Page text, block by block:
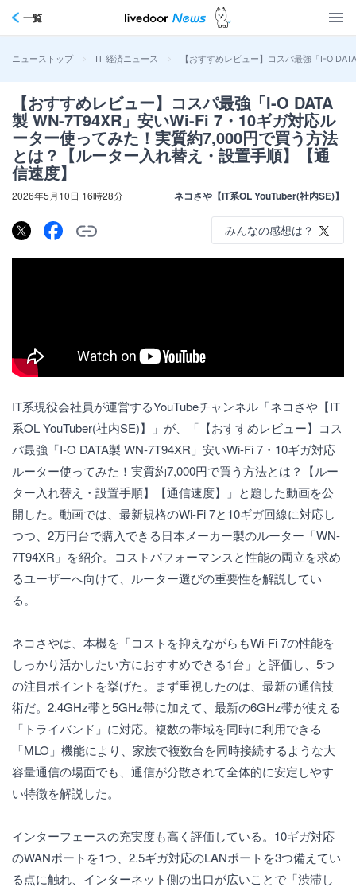
一覧
ニューストップ > IT 経済ニュース > 【おすすめレビュー】コスパ最強「I-O
【おすすめレビュー】コスパ最強「I-O DATA
製 WN-7T94XR」安いWi-Fi 7・10ギガ対応ル
ーター使ってみた！実質約7,000円で買う方法
とは？【ルーター入れ替え・設置手順】【通
信速度】
2026年5月10日 16時28分 ネコさや【IT系OL YouTuber(社内SE)】
みんなの感想は？
IT系現役会社員が運営するYouTubeチャンネル「ネコさや【IT
系OL YouTuber(社内SE)】」が、「【おすすめレビュー】コス
パ最強「I-O DATA製 WN-7T94XR」安いWi-Fi 7・10ギガ対応
ルーター使ってみた！実質約7,000円で買う方法とは？【ルー
ター入れ替え・設置手順】【通信速度】」と題した動画を公
開した。動画では、最新規格のWi-Fi 7と10ギガ回線に対応し
つつ、2万円台で購入できる日本メーカー製のルーター「WN-
7T94XR」を紹介。コストパフォーマンスと性能の両立を求め
るユーザーへ向けて、ルーター選びの重要性を解説してい
る。
ネコさやは、本機を「コストを抑えながらもWi-Fi 7の性能を
しっかり活かしたい方におすすめできる1台」と評価し、5つ
の注目ポイントを挙げた。まず重視したのは、最新の通信技
術だ。2.4GHz帯と5GHz帯に加えて、最新の6GHz帯が使える
「トライバンド」に対応。複数の帯域を同時に利用できる
「MLO」機能により、家族で複数台を同時接続するような大
容量通信の場面でも、通信が分散されて全体的に安定しやす
い特徴を解説した。
インターフェースの充実度も高く評価している。10ギガ対応
のWANポートを1つ、2.5ギガ対応のLANポートを3つ備えてい
る点に触れ、インターネット側の出口が広いことで「渋滞し